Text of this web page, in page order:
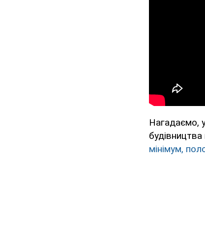
Нагадаємо,
мінімум,